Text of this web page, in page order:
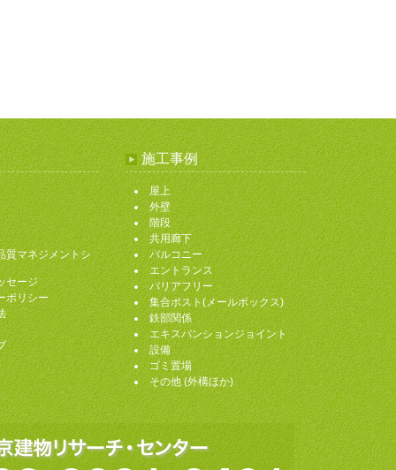
質マネジメントシ
セージ
ポリシー
施工事例
屋上
外壁
階段
共用廊下
バルコニー
エントランス
バリアフリー
集合ポスト(メールボックス)
鉄部関係
エキスパンションジョイント
設備
ゴミ置場
その他 (外構ほか)